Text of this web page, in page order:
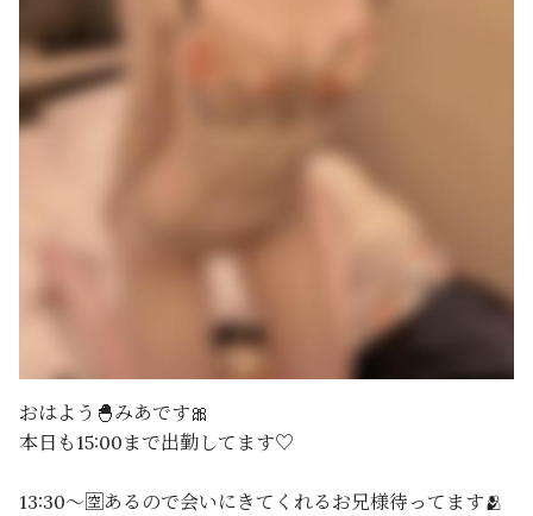
おはよう🐣みあです🎀
本日も15:00まで出勤してます♡
13:30〜🈳あるので会いにきてくれるお兄様待ってます🫂